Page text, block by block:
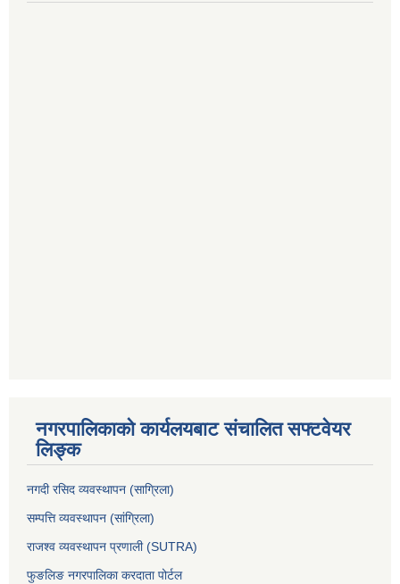
नगरपालिकाको कार्यलयबाट संचालित सफ्टवेयर
लिङ्क
नगदी रसिद व्यवस्थापन (साग्रिला)
सम्पत्ति व्यवस्थापन (सांग्रिला)
राजश्व व्यवस्थापन प्रणाली (SUTRA)
फुङलिङ नगरपालिका करदाता पोर्टल